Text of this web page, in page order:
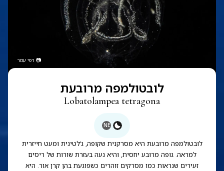
📷 רפי עמר
לובטולמפה מרובעת
Lobatolampea tetragona
NE
לובטולמפה מרובעת היא מסרקנית שקופה, ג’לטינית ומעט חייזרית
למראה. גופה מרובע יחסית, והיא נעה בעזרת שורות של ריסים
זעירים שנראות כמו מסרקים זוהרים כשפוגעת בהן קרן אור. היא